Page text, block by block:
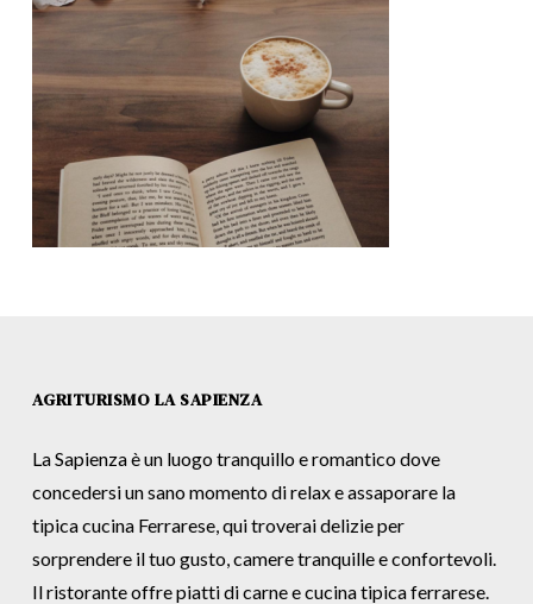
AGRITURISMO LA SAPIENZA
La Sapienza è un luogo tranquillo e romantico dove
concedersi un sano momento di relax e assaporare la
tipica cucina Ferrarese, qui troverai delizie per
sorprendere il tuo gusto, camere tranquille e confortevoli.
Il ristorante offre piatti di carne e cucina tipica ferrarese.